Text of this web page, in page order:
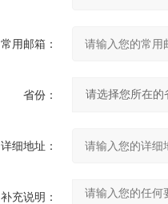
常用邮箱：
省份：
详细地址：
补充说明：